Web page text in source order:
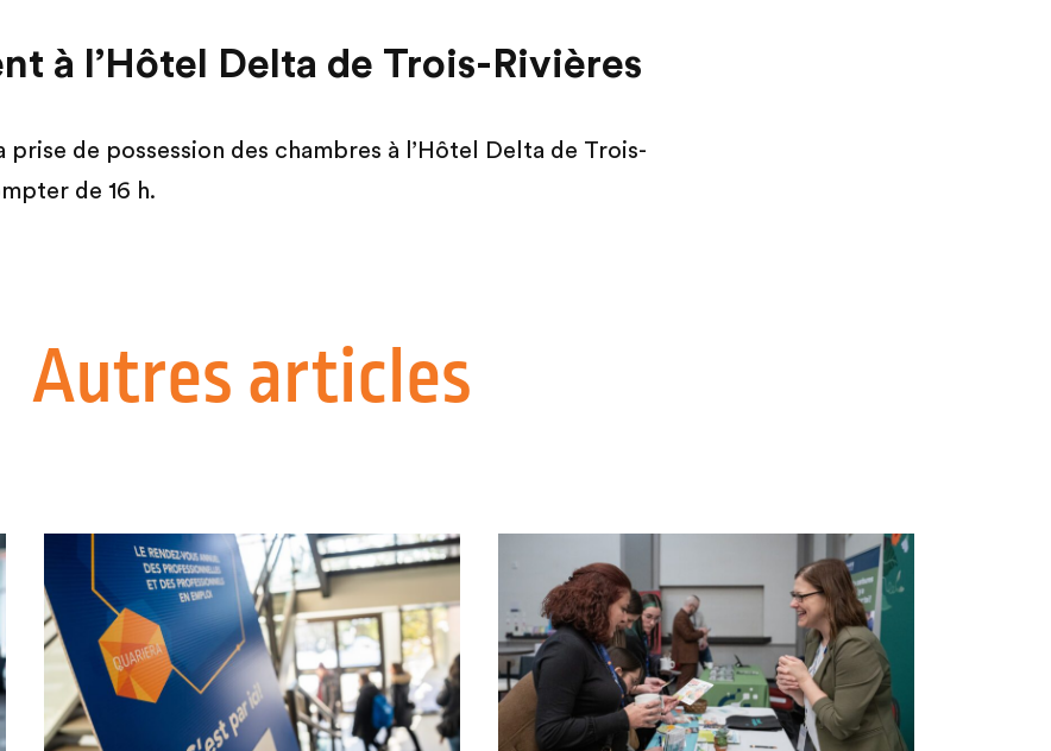
à l’Hôtel Delta de Trois-Rivières
prise de possession des chambres à l’Hôtel Delta de Trois-
de 16 h.
Autres articles